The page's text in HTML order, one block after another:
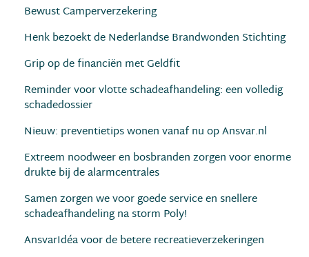
Bewust Camperverzekering
Henk bezoekt de Nederlandse Brandwonden Stichting
Grip op de financiën met Geldfit
Reminder voor vlotte schadeafhandeling: een volledig
schadedossier
Nieuw: preventietips wonen vanaf nu op Ansvar.nl
Extreem noodweer en bosbranden zorgen voor enorme
drukte bij de alarmcentrales
Samen zorgen we voor goede service en snellere
schadeafhandeling na storm Poly!
AnsvarIdéa voor de betere recreatieverzekeringen